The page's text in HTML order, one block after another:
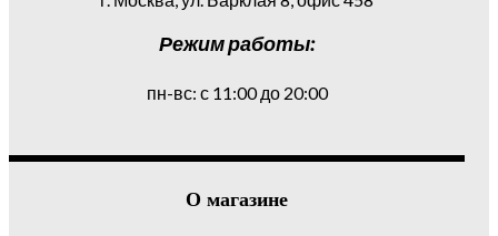
Режим работы:
пн-вс: с 11:00 до 20:00
О магазине